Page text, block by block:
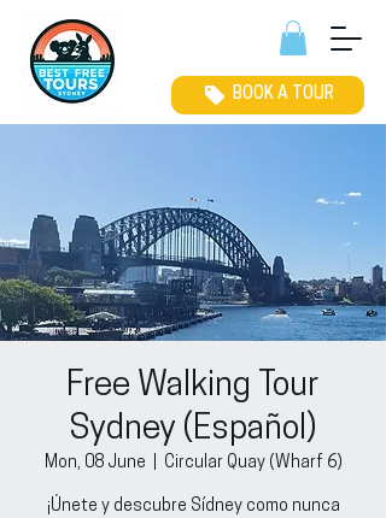
BOOK A TOUR
Free Walking Tour
Sydney (Español)
Mon, 08 June Circular Quay (Wharf 6)
¡Únete y descubre Sídney como nunca